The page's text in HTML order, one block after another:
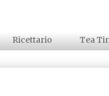
Ricettario Tea